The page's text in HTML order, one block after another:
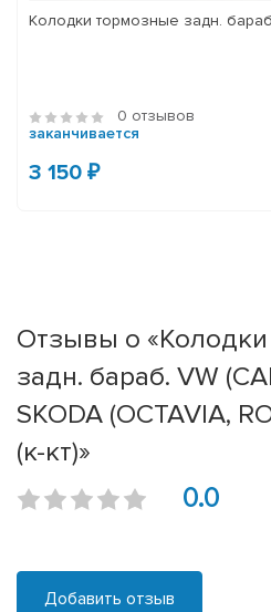
Колодки тормозные задн.
0 отзывов
заканчивается
3 150 ₽
Отзывы о
задн. бараб. VW
SKODA (OCTAVIA,
(к-кт)»
0.0
Добавить отзыв